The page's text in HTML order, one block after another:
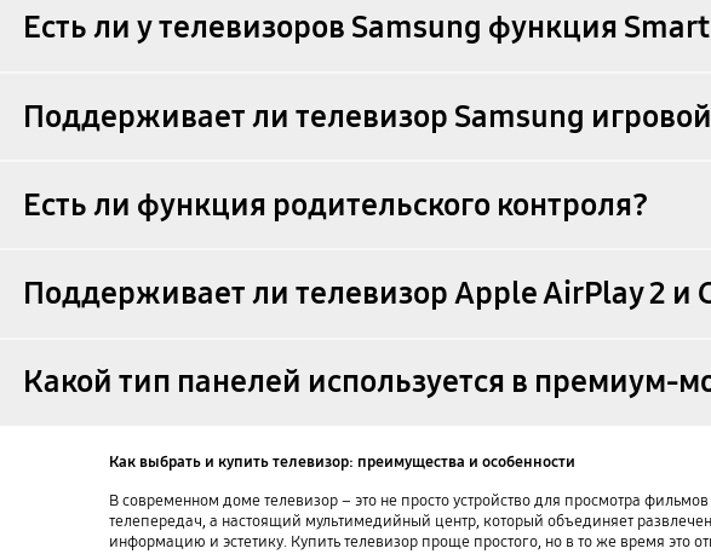
Есть ли у телевизоров Samsung функция Smart
Поддерживает ли телевизор Samsung
Есть ли функция родительского контроля?
Поддерживает ли телевизор Apple AirPlay 2 и
Какой тип панелей используется в
Как выбрать и купить телевизор: преимущества и особенности
В современном доме телевизор – это не просто устройство для просмотра
телепередач, а настоящий мультимедийный центр, который объединяет
информацию и эстетику. Купить телевизор проще простого, но в то же время это